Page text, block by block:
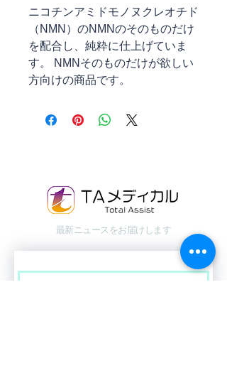
ニコチンアミドモノヌクレオチド
（NMN）のNMNのそのものだけ
を配合し、純粋に仕上げていま
す。 NMNそのものだけが欲しい
方向けの商品です。
最新ニュースをお届けします